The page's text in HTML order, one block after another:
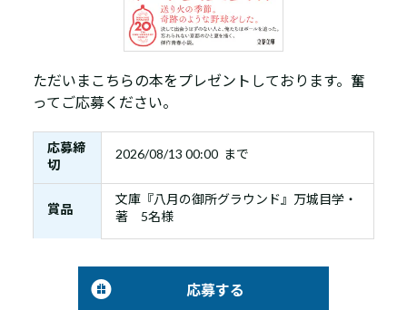
ただいまこちらの本をプレゼントしております。奮
ってご応募ください。
応募締
切
2026/08/13 00:00 まで
賞品
文庫『八月の御所グラウンド』万城目学・
著 5名様
応募する